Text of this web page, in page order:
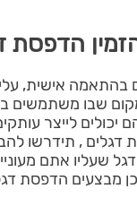
הדפסת
בהתאמה אישית,
שבו משתמשים
יכולים לייצר
דגלים , תידרשו
שעליו אתם
מבצעים הדפסת